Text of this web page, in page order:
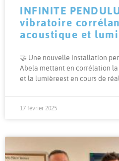
INFINITE
vibratoire
acoustique et
🤝 Une nouvelle installation
Abela mettant en corrélation la
et la lumièreest en cours de
17 février 2025